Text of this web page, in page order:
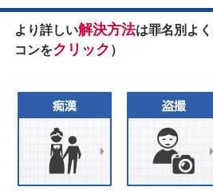
より詳しい解決方法は罪名別よ
コンをクリック ）